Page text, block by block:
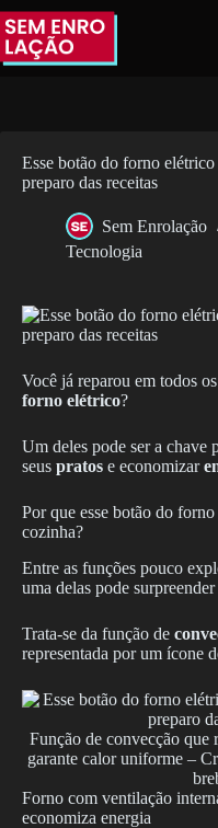
Pular
para
conteúdo
Esse botão do forno
preparo das receitas
Sem Enrolação
Tecnologia
Você já reparou em todos os
forno elétrico?
Um deles pode ser a chave
seus pratos e economizar
Por que esse botão do
cozinha?
Entre as funções pouco
uma delas pode surpreender
Trata-se da função de
representada por um ícone
Função de convecção que
garante calor uniforme –
Forno com ventilação
economiza energia